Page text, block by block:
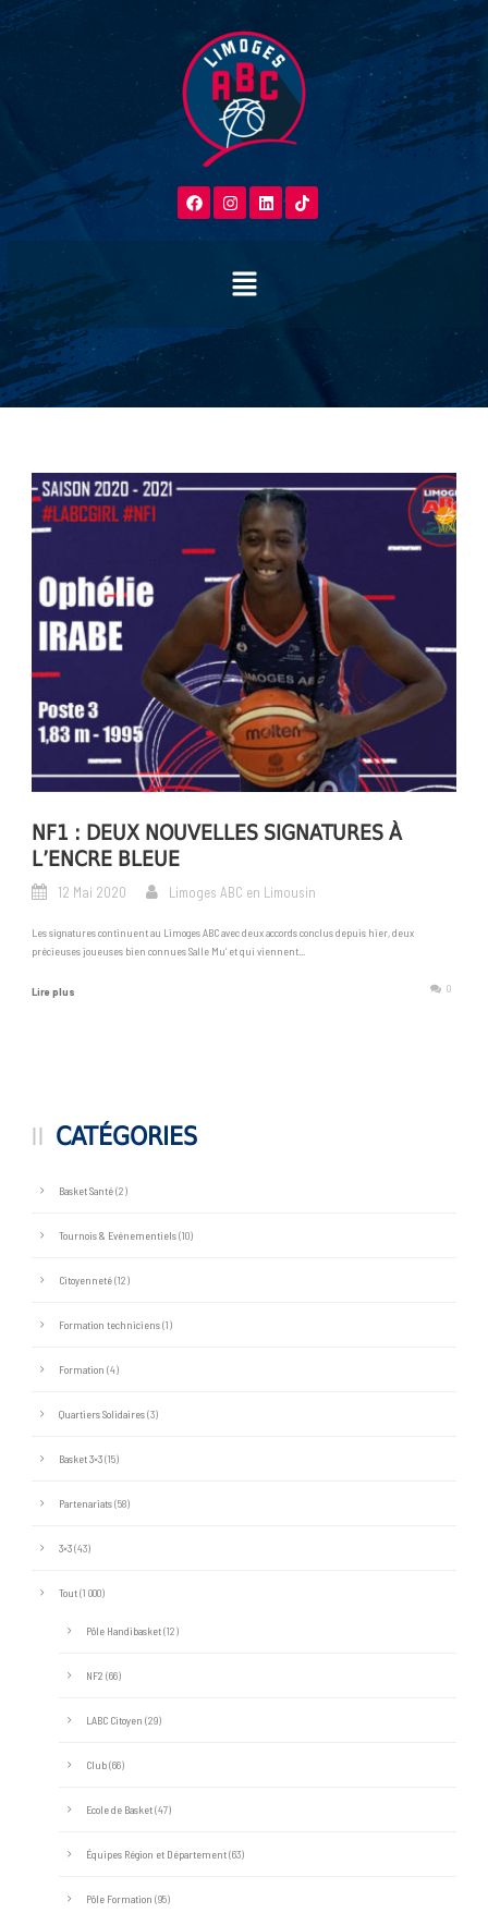
NF1 : DEUX NOUVELLES SIGNATURES À
L’ENCRE BLEUE
12 Mai 2020 Limoges ABC en Limousin
Les signatures continuent au Limoges ABC avec deux accords conclus depuis hier, deux
précieuses joueuses bien connues Salle Mu’ et qui viennent...
Lire plus 0
CATÉGORIES
Basket Santé(2)
Tournois & Evénementiels(10)
Citoyenneté(12)
Formation techniciens(1)
Formation (4)
Quartiers Solidaires(3)
Basket 3×3(15)
Partenariats(58)
3×3(43)
Tout(1 000)
Pôle Handibasket(12)
NF2 (66)
LABC Citoyen (29)
Club(66)
Ecole de Basket(47)
Équipes Région et Département(63)
Pôle Formation (95)